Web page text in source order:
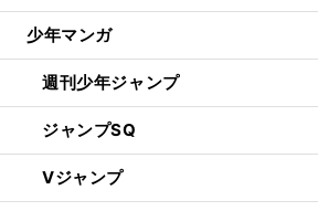
少年マンガ
週刊少年ジャンプ
ジャンプSQ
Vジャンプ